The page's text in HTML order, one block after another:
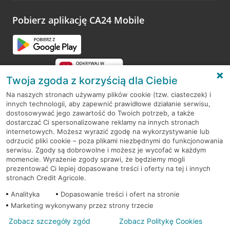
opinie.
Pobierz aplikację CA24 Mobile
RODO
Regulamin serwisu
Mapa serwisu
PolitykaCookies
© 2026 Credit Agricole Bank Polska S.A. Wszelkie prawa zastrzeżone
Twoja zgoda z korzyścią dla Ciebie
Na naszych stronach używamy plików cookie (tzw. ciasteczek) i
innych technologii, aby zapewnić prawidłowe działanie serwisu,
dostosowywać jego zawartość do Twoich potrzeb, a także
dostarczać Ci spersonalizowane reklamy na innych stronach
internetowych. Możesz wyrazić zgodę na wykorzystywanie lub
odrzucić pliki cookie – poza plikami niezbędnymi do funkcjonowania
serwisu. Zgody są dobrowolne i możesz je wycofać w każdym
momencie. Wyrażenie zgody sprawi, że będziemy mogli
prezentować Ci lepiej dopasowane treści i oferty na tej i innych
stronach Credit Agricole.
Analityka
Dopasowanie treści i ofert na stronie
Marketing wykonywany przez strony trzecie
Zobacz szczegóły zgód Zobacz Politykę Cookies